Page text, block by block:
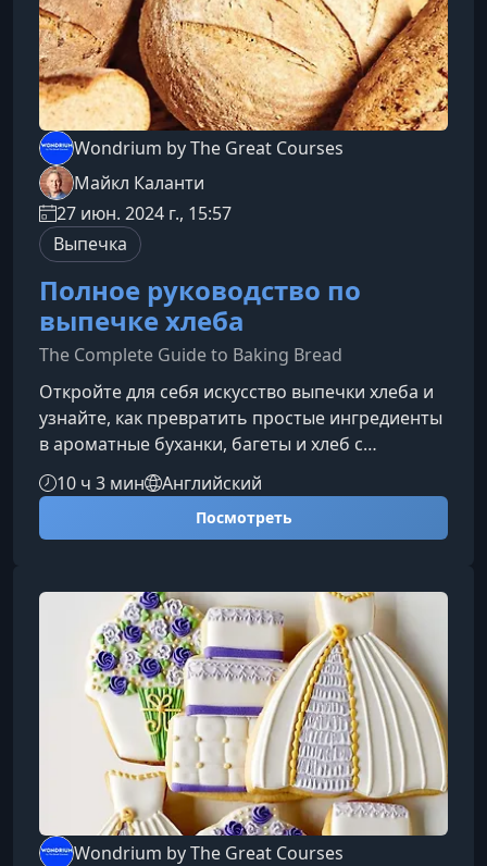
Wondrium by The Great Courses
Майкл Каланти
27 июн. 2024 г., 15:57
Выпечка
Полное руководство по
выпечке хлеба
The Complete Guide to Baking Bread
Откройте для себя искусство выпечки хлеба и
узнайте, как превратить простые ингредиенты
в ароматные буханки, багеты и хлеб с
хрустящей корочкой. Этот курс поможет
уверенно освоить технику, процессы
ферментации и секреты профессионалов,
курсеПрограмма охватывает все ключевые
этапы выпечки: от теории до практической
работы с тестом. Основы хлебопечения и
химия процесса Вы
10 ч 3 мин Английский
Посмотреть
Wondrium by The Great Courses